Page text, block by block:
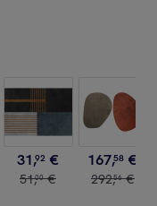
31,92 €
51,00 €
167,58 €
292,56 €